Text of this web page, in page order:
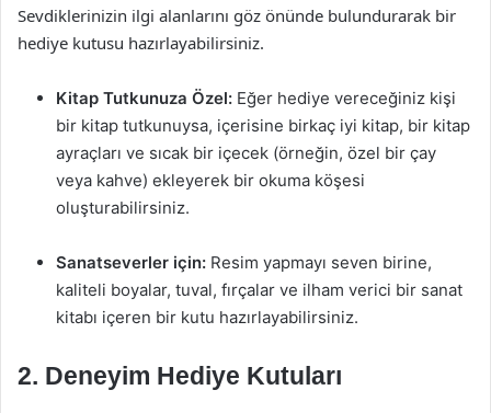
Sevdiklerinizin ilgi alanlarını göz önünde bulundurarak bir
hediye kutusu hazırlayabilirsiniz.
Kitap Tutkunuza Özel: Eğer hediye vereceğiniz kişi
bir kitap tutkunuysa, içerisine birkaç iyi kitap, bir kitap
ayraçları ve sıcak bir içecek (örneğin, özel bir çay
veya kahve) ekleyerek bir okuma köşesi
oluşturabilirsiniz.
Sanatseverler için: Resim yapmayı seven birine,
kaliteli boyalar, tuval, fırçalar ve ilham verici bir sanat
kitabı içeren bir kutu hazırlayabilirsiniz.
2. Deneyim Hediye Kutuları